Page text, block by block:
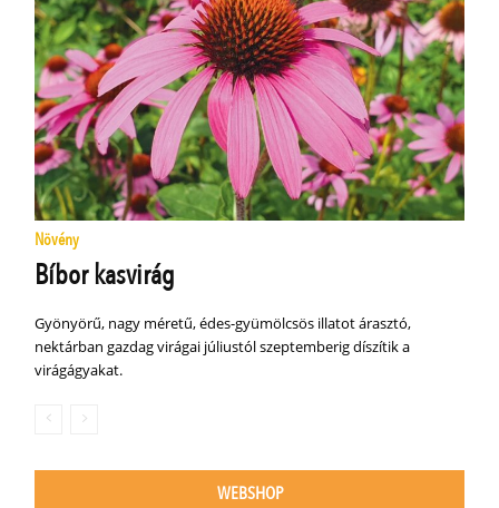
Növény
Bíbor kasvirág
Gyönyörű, nagy méretű, édes-gyümölcsös illatot árasztó,
nektárban gazdag virágai júliustól szeptemberig díszítik a
virágágyakat.
WEBSHOP